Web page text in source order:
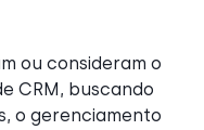
ou consideram o
CRM, buscando
o gerenciamento